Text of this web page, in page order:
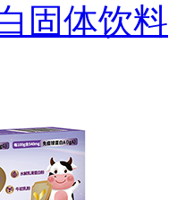
固体饮料